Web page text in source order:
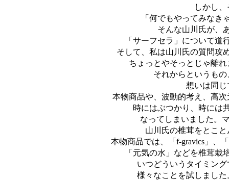
しかし
「何でもやってみな
そんな山川氏が、
「サーフセラ」について
そして、私は山川氏の質問攻
ちょっとやそっとじゃ離
それからというも
想いは同
本物商品や、波動的考え、高
時にはぶつかり、時には
なってしまいました。
山川氏の椎茸をとこ
本物商品では、「f-gravics」、
「元気の水」などを椎茸
いつどういうタイミン
様々なことを試しまし